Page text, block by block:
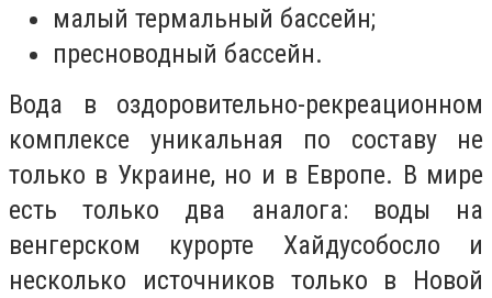
малый термальный бассейн;
пресноводный бассейн.
Вода в оздоровительно-рекреационном
комплексе уникальная по составу не
только в Украине, но и в Европе. В мире
есть только два аналога: воды на
венгерском курорте Хайдусобосло и
несколько источников только в Новой